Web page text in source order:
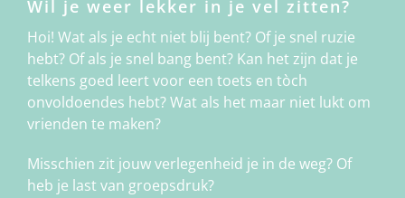
Wil je weer lekker in je vel zitten?
Hoi! Wat als je echt niet blij bent? Of je snel ruzie
hebt? Of als je snel bang bent? Kan het zijn dat je
telkens goed leert voor een toets en tòch
onvoldoendes hebt? Wat als het maar niet lukt om
vrienden te maken?
Misschien zit jouw verlegenheid je in de weg? Of
heb je last van groepsdruk?